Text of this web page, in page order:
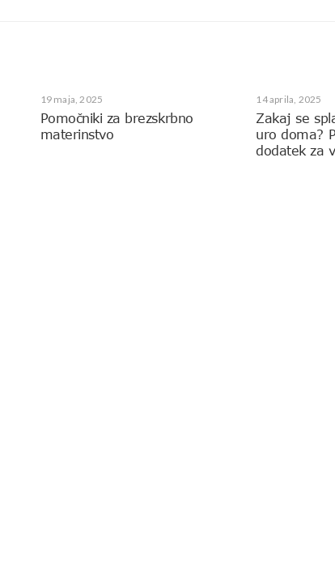
19 maja, 2025
Pomočniki za brezskrbno
materinstvo
14 aprila, 2025
Zakaj se
uro doma?
dodatek za